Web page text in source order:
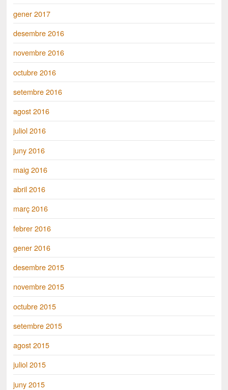
gener 2017
desembre 2016
novembre 2016
octubre 2016
setembre 2016
agost 2016
juliol 2016
juny 2016
maig 2016
abril 2016
març 2016
febrer 2016
gener 2016
desembre 2015
novembre 2015
octubre 2015
setembre 2015
agost 2015
juliol 2015
juny 2015